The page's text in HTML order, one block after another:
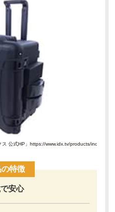
ス 公式HP」https://www.idx.tv/products/
特徴
安心